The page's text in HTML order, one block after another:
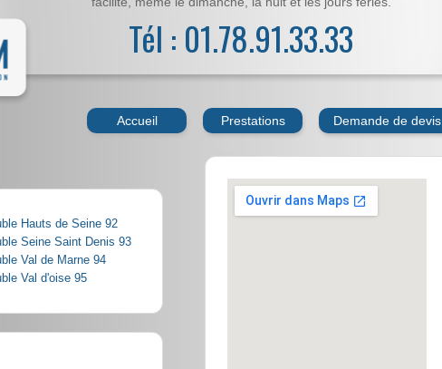
Tél : 01.78.91.33.33
Accueil Prestations Demande de devis
Hauts de Seine 92
Seine Saint Denis 93
Val de Marne 94
Val d'oise 95